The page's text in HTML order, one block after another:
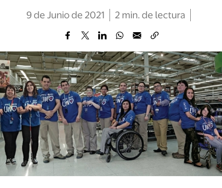
9 de Junio de 2021 2 min. de lectura